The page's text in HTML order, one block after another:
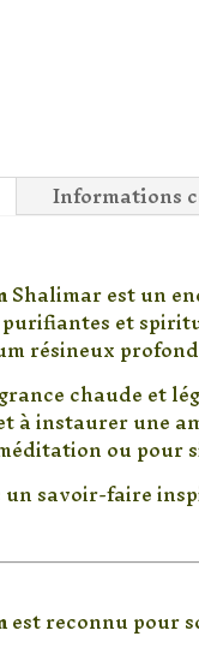
Informations
Shalimar est un
et
résineux
chaude et
à instaurer une
ou pour
savoir-faire
choisir
est reconnu pour